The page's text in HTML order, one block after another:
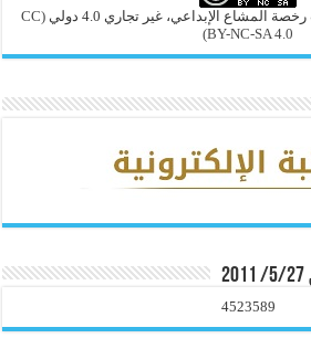
الإبداعي، غير تجاري 4.0 دولي
(CC
BY-NC-SA 4.0)
4523589